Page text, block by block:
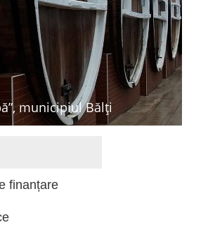
municipiul Bălți
finanțare